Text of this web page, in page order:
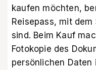
kaufen möchten,
Reisepass, mit
sind. Beim Kauf
Fotokopie des
persönlichen Daten